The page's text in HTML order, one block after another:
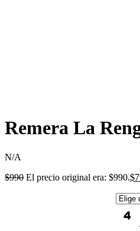
Remera La
N/A
$990 El precio original era: $990.$